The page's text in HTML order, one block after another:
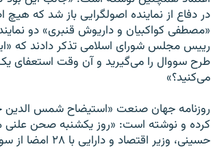
در دفاع از نماينده اصولگرايی باز شد که
«مصطفی کواکبيان و داريوش قنبری» دو
رييس مجلس شورای اسلامی تذکر دادند که
طرح سووال را می‌گيريد و آن وقت استعفای
می‌کنيد؟»
روزنامه جهان صنعت «استيضاح شمس الدين
کرده و نوشته است: «روز يکشنبه صحن
حسينی، وزير اقتصاد و دارايی با ۲۸ امضا از سوی نمايندگان و استعفای علی مطهری بود.»